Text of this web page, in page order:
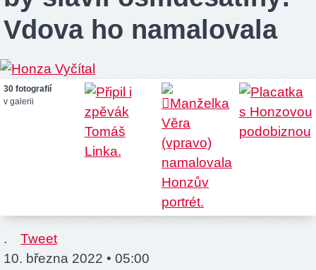
Vdova ho namalovala
30 fotografií
v galerii
.
Tweet
10. března 2022 • 05:00